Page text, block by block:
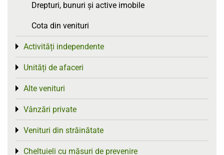
Drepturi, bunuri și active imobile
Cota din venituri
Activități independente
Toggle menu
Unități de afaceri
Toggle menu
Alte venituri
Toggle menu
Vânzări private
Toggle menu
Venituri din străinătate
Toggle menu
Cheltuieli cu măsuri de prevenire
Toggle menu